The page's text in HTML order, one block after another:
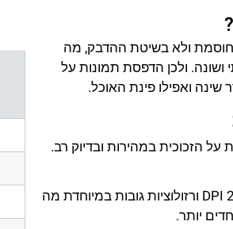
ולא בשיטת ההדבק, מה
ושונה. ולכן הדפסת תמונות על
שינה ואפילו פינת האוכל.
הזכוכית במהירות ובדיוק רב.
איכות ההדפסה יכולה להגיע עד 2000 DPI ורזולוציות גובות במיוחדת מה
יותר.